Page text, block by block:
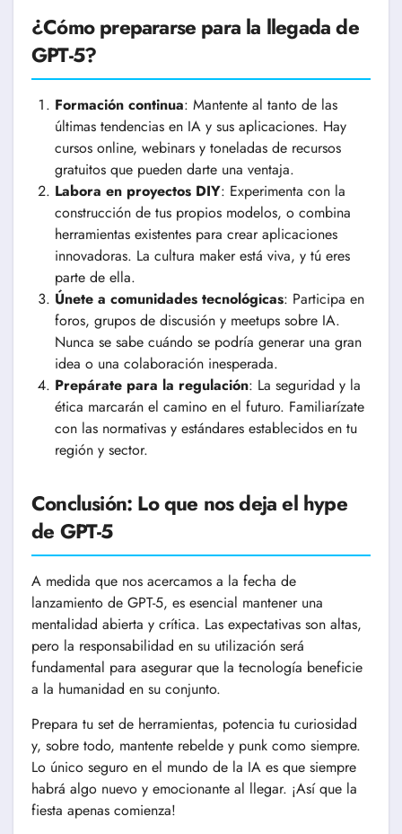
¿Cómo prepararse para la llegada de
GPT-5?
Formación continua: Mantente al tanto de las
últimas tendencias en IA y sus aplicaciones. Hay
cursos online, webinars y toneladas de recursos
gratuitos que pueden darte una ventaja.
Labora en proyectos DIY: Experimenta con la
construcción de tus propios modelos, o combina
herramientas existentes para crear aplicaciones
innovadoras. La cultura maker está viva, y tú eres
parte de ella.
Únete a comunidades tecnológicas: Participa en
foros, grupos de discusión y meetups sobre IA.
Nunca se sabe cuándo se podría generar una gran
idea o una colaboración inesperada.
Prepárate para la regulación: La seguridad y la
ética marcarán el camino en el futuro. Familiarízate
con las normativas y estándares establecidos en tu
región y sector.
Conclusión: Lo que nos deja el hype
de GPT-5
A medida que nos acercamos a la fecha de
lanzamiento de GPT-5, es esencial mantener una
mentalidad abierta y crítica. Las expectativas son altas,
pero la responsabilidad en su utilización será
fundamental para asegurar que la tecnología beneficie
a la humanidad en su conjunto.
Prepara tu set de herramientas, potencia tu curiosidad
y, sobre todo, mantente rebelde y punk como siempre.
Lo único seguro en el mundo de la IA es que siempre
habrá algo nuevo y emocionante al llegar. ¡Así que la
fiesta apenas comienza!